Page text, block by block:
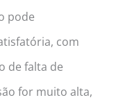
pode
com
de falta de
for muito alta,